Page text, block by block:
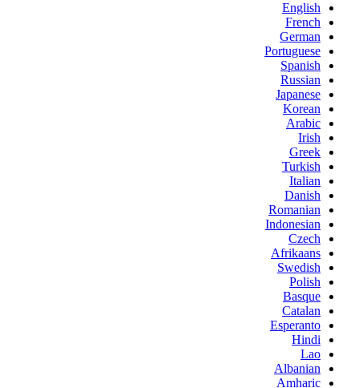
English
French
German
Portuguese
Spanish
Russian
Japanese
Korean
Arabic
Irish
Greek
Turkish
Italian
Danish
Romanian
Indonesian
Czech
Afrikaans
Swedish
Polish
Basque
Catalan
Esperanto
Hindi
Lao
Albanian
Amharic